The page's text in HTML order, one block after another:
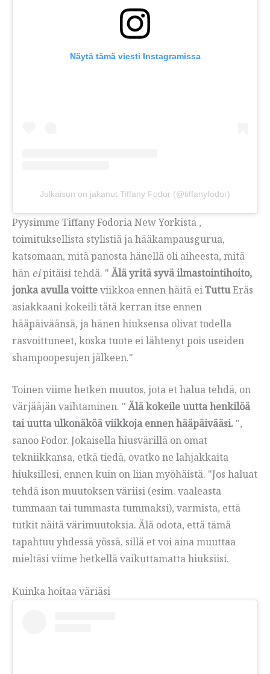
Näytä tämä viesti Instagramissa
Julkaisun on jakanut Tiffany Fodor (@tiffanyfodor)
Pyysimme Tiffany Fodoria New Yorkista ,
toimituksellista stylistiä ja hääkampausgurua,
katsomaan, mitä panosta hänellä oli aiheesta, mitä
hän eipitäisi tehdä. "Älä yritä syvä ilmastointihoito,
jonka avulla voitteviikkoa ennen häitä eiTuttuEräs
asiakkaani kokeili tätä kerran itse ennen
hääpäiväänsä, ja hänen hiuksensa olivat todella
rasvoittuneet, koska tuote ei lähtenyt pois useiden
shampoopesujen jälkeen."
Toinen viime hetken muutos, jota et halua tehdä, on
värjääjän vaihtaminen. "Älä kokeile uutta henkilöä
tai uutta ulkonäköä viikkoja ennen hääpäivääsi. ",
sanoo Fodor. Jokaisella hiusvärillä on omat
tekniikkansa, etkä tiedä, ovatko ne lahjakkaita
hiuksillesi, ennen kuin on liian myöhäistä. "Jos haluat
tehdä ison muutoksen väriisi (esim. vaaleasta
tummaan tai tummasta tummaksi), varmista, että
tutkit näitä värimuutoksia. Älä odota, että tämä
tapahtuu yhdessä yössä, sillä et voi aina muuttaa
mieltäsi viime hetkellä vaikuttamatta hiuksiisi.
Kuinka hoitaa väriäsi